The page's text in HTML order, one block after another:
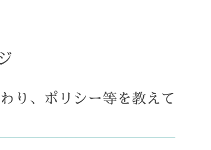
り、ポリシー等を教えて